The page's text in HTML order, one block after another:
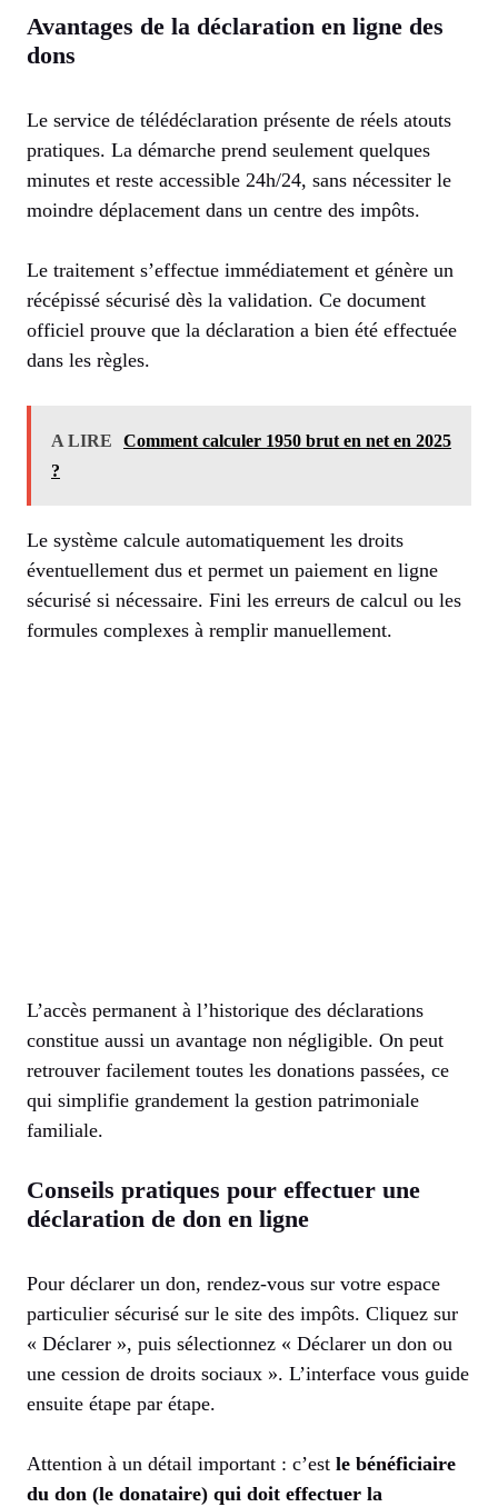
Avantages de la déclaration en ligne des
dons
Le service de télédéclaration présente de réels atouts
pratiques. La démarche prend seulement quelques
minutes et reste accessible 24h/24, sans nécessiter le
moindre déplacement dans un centre des impôts.
Le traitement s’effectue immédiatement et génère un
récépissé sécurisé dès la validation. Ce document
officiel prouve que la déclaration a bien été effectuée
dans les règles.
A LIRE
Comment calculer 1950 brut en net en 2025
?
Le système calcule automatiquement les droits
éventuellement dus et permet un paiement en ligne
sécurisé si nécessaire. Fini les erreurs de calcul ou les
formules complexes à remplir manuellement.
L’accès permanent à l’historique des déclarations
constitue aussi un avantage non négligible. On peut
retrouver facilement toutes les donations passées, ce
qui simplifie grandement la gestion patrimoniale
familiale.
Conseils pratiques pour effectuer une
déclaration de don en ligne
Pour déclarer un don, rendez-vous sur votre espace
particulier sécurisé sur le site des impôts. Cliquez sur
« Déclarer », puis sélectionnez « Déclarer un don ou
une cession de droits sociaux ». L’interface vous guide
ensuite étape par étape.
Attention à un détail important : c’est le bénéficiaire
du don (le donataire) qui doit effectuer la